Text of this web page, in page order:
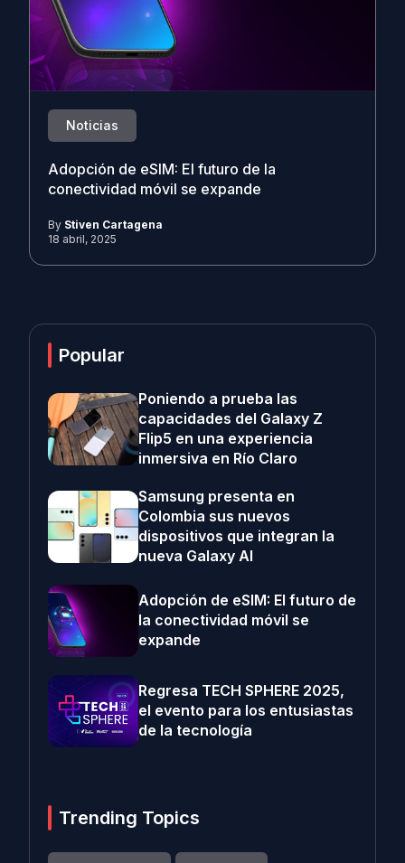
Noticias
Adopción de eSIM: El futuro de la
conectividad móvil se expande
By Stiven Cartagena
18 abril, 2025
Popular
Poniendo a prueba las
capacidades del Galaxy Z
Flip5 en una experiencia
inmersiva en Río Claro
Samsung presenta en
Colombia sus nuevos
dispositivos que integran la
nueva Galaxy AI
Adopción de eSIM: El futuro de
la conectividad móvil se
expande
Regresa TECH SPHERE 2025,
el evento para los entusiastas
de la tecnología
Trending Topics